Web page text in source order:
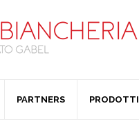
PARTNERS PRODOTTI